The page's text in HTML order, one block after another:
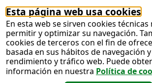
Esta página web usa cookies
En esta web se sirven cookies técnicas
permitir y optimizar su navegación.
cookies de terceros con el fin de
basada en sus hábitos de navegación
rendimiento y tráfico web. Puede
información en nuestra Política de